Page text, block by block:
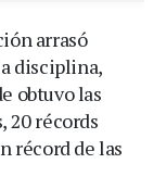
arrasó
disciplina,
obtuvo las
20 récords
récord de las